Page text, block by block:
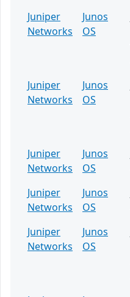
Juniper
Networks
Junos
OS
Juniper
Networks
Junos
OS
Juniper
Networks
Junos
OS
Juniper
Networks
Junos
OS
Juniper
Networks
Junos
OS